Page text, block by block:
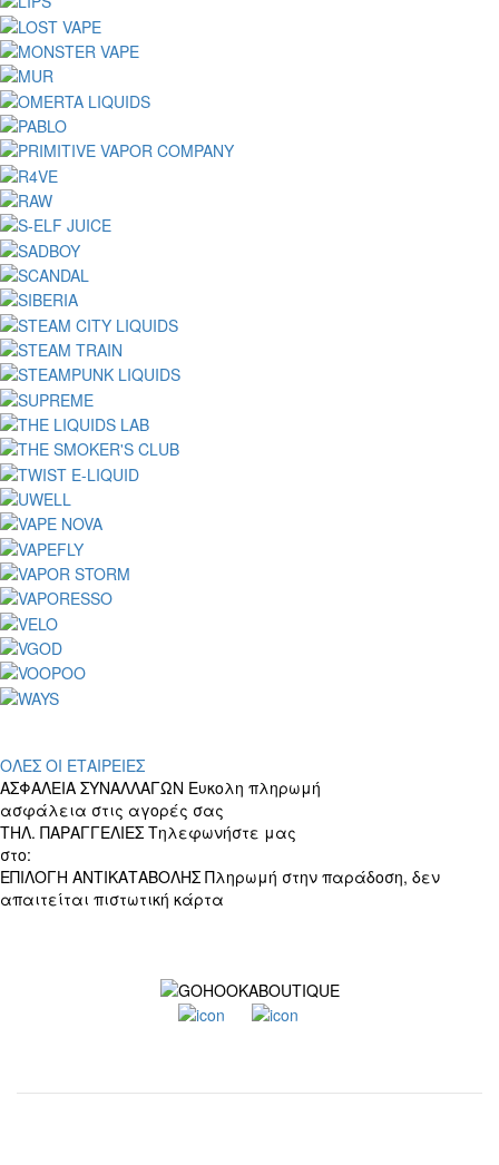
ΟΛΕΣ ΟΙ ΕΤΑΙΡΕΙΕΣ
ΑΣΦΑΛΕΙΑ ΣΥΝΑΛΛΑΓΩΝ Ευκολη πληρωμή
ασφάλεια στις αγορές σας
ΤΗΛ. ΠΑΡΑΓΓΕΛΙΕΣ Τηλεφωνήστε μας
στο:
ΕΠΙΛΟΓΗ ΑΝΤΙΚΑΤΑΒΟΛΗΣ Πληρωμή στην παράδοση, δεν
απαιτείται πιστωτική κάρτα